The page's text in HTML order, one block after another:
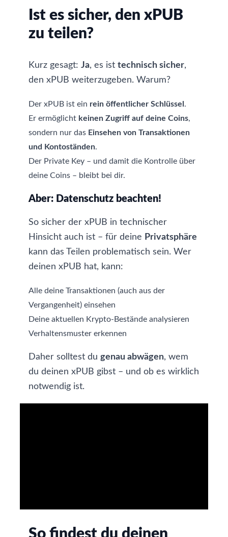
Ist es sicher, den xPUB
zu teilen?
Kurz gesagt: Ja, es ist technisch sicher,
den xPUB weiterzugeben. Warum?
Der xPUB ist ein rein öffentlicher Schlüssel .
Er ermöglicht keinen Zugriff auf deine Coins,
sondern nur das Einsehen von Transaktionen
und Kontoständen.
Der Private Key – und damit die Kontrolle über
deine Coins – bleibt bei dir.
Aber: Datenschutz beachten!
So sicher der xPUB in technischer
Hinsicht auch ist – für deine Privatsphäre
kann das Teilen problematisch sein. Wer
deinen xPUB hat, kann:
Alle deine Transaktionen (auch aus der
Vergangenheit) einsehen
Deine aktuellen Krypto-Bestände analysieren
Verhaltensmuster erkennen
Daher solltest du genau abwägen, wem
du deinen xPUB gibst – und ob es wirklich
notwendig ist.
So findest du deinen